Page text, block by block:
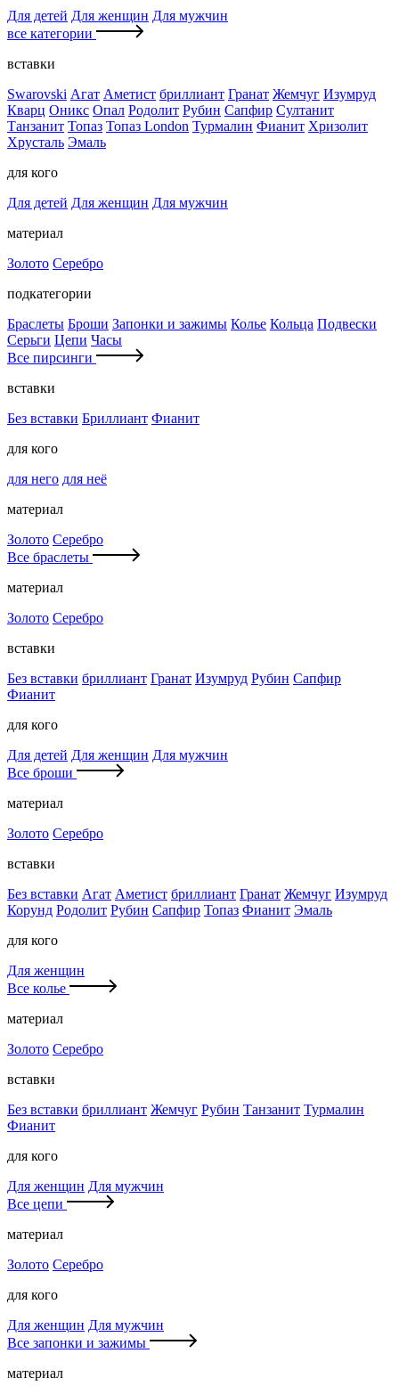
Для детей Для женщин Для мужчин
все категории
вставки
Swarovski Агат Аметист бриллиант Гранат Жемчуг Изумруд
Кварц Оникс Опал Родолит Рубин Сапфир Султанит
Танзанит Топаз Топаз London Турмалин Фианит Хризолит
Хрусталь Эмаль
для кого
Для детей Для женщин Для мужчин
материал
Золото Серебро
подкатегории
Браслеты Броши Запонки и зажимы Колье Кольца Подвески
Серьги Цепи Часы
Все пирсинги
вставки
Без вставки Бриллиант Фианит
для кого
для него для неё
материал
Золото Серебро
Все браслеты
материал
Золото Серебро
вставки
Без вставки бриллиант Гранат Изумруд Рубин Сапфир
Фианит
для кого
Для детей Для женщин Для мужчин
Все броши
материал
Золото Серебро
вставки
Без вставки Агат Аметист бриллиант Гранат Жемчуг Изумруд
Корунд Родолит Рубин Сапфир Топаз Фианит Эмаль
для кого
Для женщин
Все колье
материал
Золото Серебро
вставки
Без вставки бриллиант Жемчуг Рубин Танзанит Турмалин
Фианит
для кого
Для женщин Для мужчин
Все цепи
материал
Золото Серебро
для кого
Для женщин Для мужчин
Все запонки и зажимы
материал